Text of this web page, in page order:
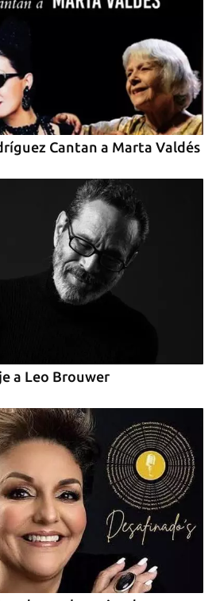
SESIÓN
Cantan a Marta Valdés
a Leo Brouwer